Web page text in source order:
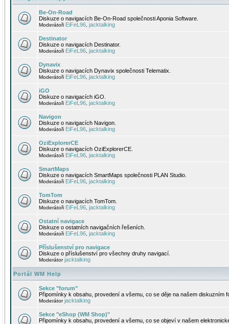
Be-On-Road
Diskuze o navigacích Be-On-Road společnosti Aponia Software.
Moderátoři EiFeL96 jacktalking
Destinator
Diskuze o navigacích Destinator.
Moderátoři EiFeL96 jacktalking
Dynavix
Diskuze o navigacích Dynavix společnosti Telematix.
Moderátoři EiFeL96 jacktalking
iGO
Diskuze o navigacích iGO.
Moderátoři EiFeL96 jacktalking
Navigon
Diskuze o navigacích Navigon.
Moderátoři EiFeL96 jacktalking
OziExplorerCE
Diskuze o navigacích OziExplorerCE.
Moderátoři EiFeL96 jacktalking
SmartMaps
Diskuze o navigacích SmartMaps společnosti PLAN Studio.
Moderátoři EiFeL96 jacktalking
TomTom
Diskuze o navigacích TomTom.
Moderátoři EiFeL96 jacktalking
Ostatní navigace
Diskuze o ostatních navigačních řešeních.
Moderátoři EiFeL96 jacktalking
Příslušenství pro navigace
Diskuze o příslušenství pro všechny druhy navigací.
Moderátorjacktalking
Portál WM Help
Sekce "forum"
Připomínky k obsahu, provedení a všemu, co se děje na našem diskuzním
Moderátorjacktalking
Sekce "eShop (WM Shop)"
Připomínky k obsahu, provedení a všemu, co se objeví v našem